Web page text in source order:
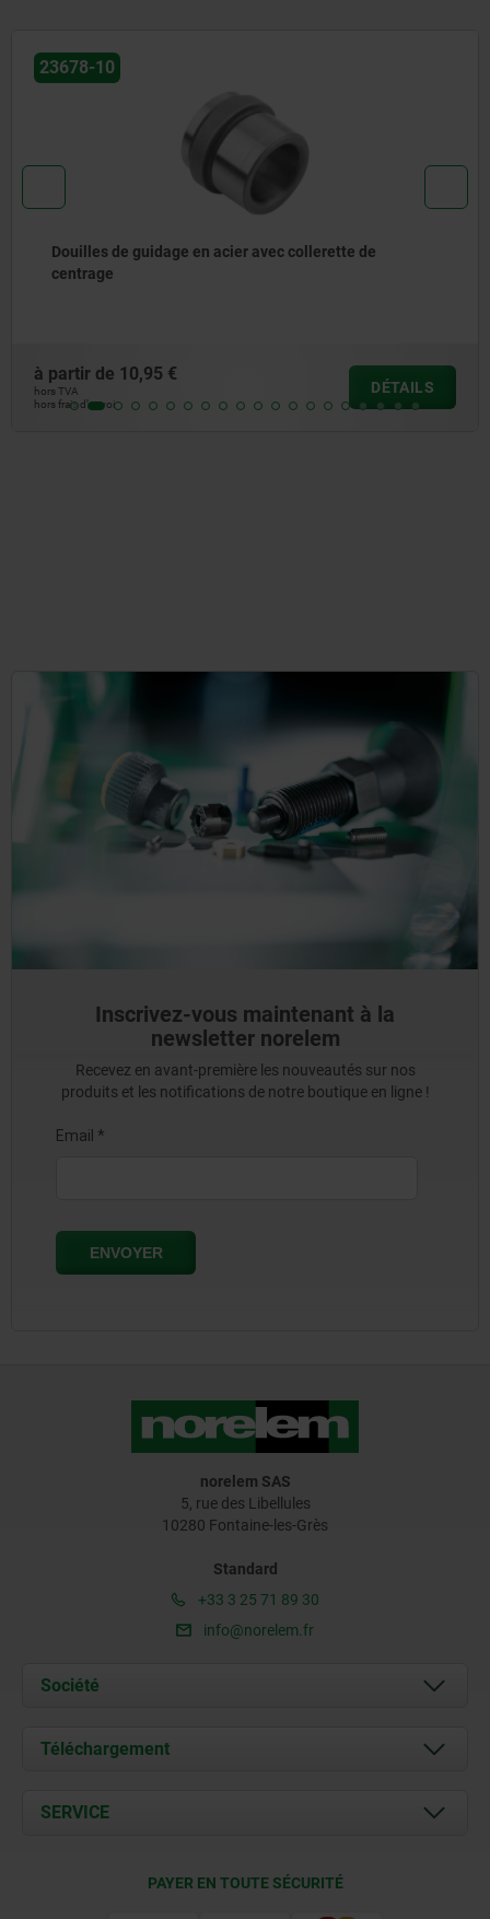
collerette de
DÉTAILS
Palier lisse à collerette
à partir de0,56 €
hors frais d’envoi
Inscrivez-vous maintenant à la
newsletter norelem
Recevez en avant-première les nouveautés sur nos
produits et les notifications de notre boutique en ligne !
norelem SAS
5, rue des Libellules
10280 Fontaine-les-Grès
Standard
+33 3 25 71 89 30
info@norelem.fr
Société
À propos de nous
Contact
Téléchargement
Documents
SERVICE
PAYER EN TOUTE SÉCURITÉ